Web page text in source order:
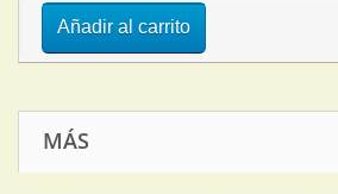
Añadir al carrito
MÁS